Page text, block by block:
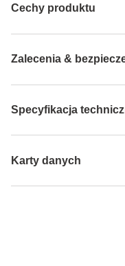
Cechy produktu
Zalecenia &
Specyfikacja
Karty danych